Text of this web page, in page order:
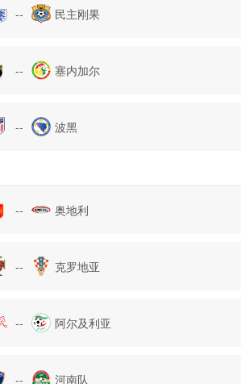
-- 民主刚果
-- 塞内加尔
-- 波黑
-- 奥地利
-- 克罗地亚
-- 阿尔及利亚
-- 河南队